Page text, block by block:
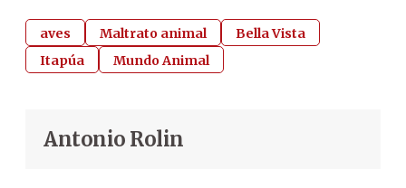
aves Maltrato animal
Bella Vista
Itapúa
Mundo Animal
Antonio Rolin